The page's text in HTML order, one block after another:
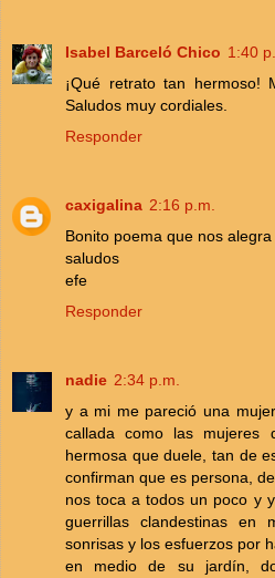
Isabel Barceló Chico 1:40
¡Qué retrato tan hermoso!
Saludos muy cordiales.
Responder
caxigalina 2:16 p.m.
Bonito poema que nos alegra
saludos
efe
Responder
nadie 2:34 p.m.
y a mi me pareció una
callada como las mujeres
hermosa que duele, tan de
confirman que es persona,
nos toca a todos un poco y
guerrillas clandestinas
sonrisas y los esfuerzos por
en medio de su jardín,